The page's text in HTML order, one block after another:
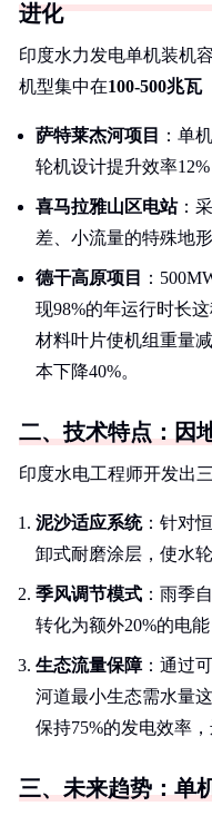
进化
印度水力发电单机装机
机型集中在100-500兆瓦
萨特莱杰河项目
：单
轮机设计提升效率12%
喜马拉雅山区电站：
差、小流量的特殊地形
德干高原项目
：
现98%的年运行时长
材料叶片使机组重量
本下降40%。
二、技术特点：因
印度水电工程师开发出
泥沙适应系统：针对
卸式耐磨涂层，使水
季风调节模式 ：雨季
转化为额外20%的电能
生态流量保障：通过
河道最小生态需水量
保持75%的发电效率
三、未来趋势：单